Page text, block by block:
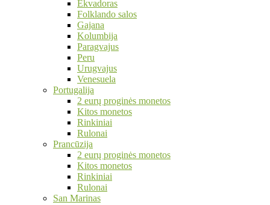
Ekvadoras
Folklando salos
Gajana
Kolumbija
Paragvajus
Peru
Urugvajus
Venesuela
Portugalija
2 eurų proginės monetos
Kitos monetos
Rinkiniai
Rulonai
Prancūzija
2 eurų proginės monetos
Kitos monetos
Rinkiniai
Rulonai
San Marinas